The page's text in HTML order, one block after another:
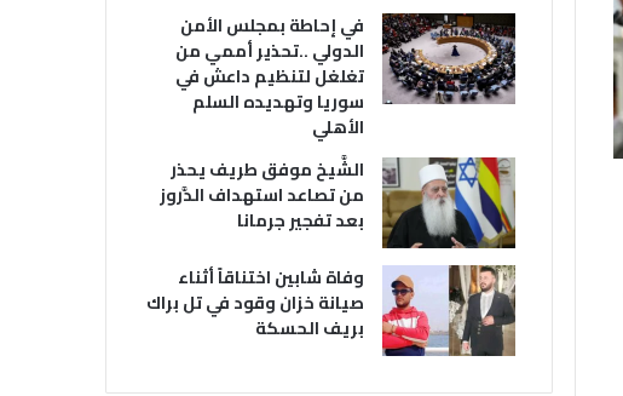
في إحاطة بمجلس الأمن
الدولي ..تحذير أممي من
تغلغل لتنظيم داعش في
سوريا وتهديده السلم
الأهلي
الشَّيخ موفق طريف يحذر
من تصاعد استهداف الدَّروز
بعد تفجير جرمانا
وفاة شابين اختناقاً أثناء
صيانة خزان وقود في تل براك
بريف الحسكة